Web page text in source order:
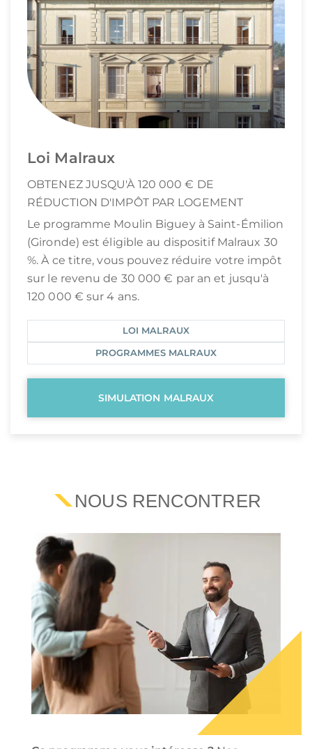
Loi Malraux
OBTENEZ JUSQU'À 120 000 € DE
RÉDUCTION D'IMPÔT PAR LOGEMENT
Le programme Moulin Biguey à Saint-Émilion
(Gironde) est éligible au dispositif Malraux 30
%. À ce titre, vous pouvez réduire votre impôt
sur le revenu de 30 000 € par an et jusqu'à
120 000 € sur 4 ans.
LOI MALRAUX
PROGRAMMES MALRAUX
SIMULATION MALRAUX
NOUS RENCONTRER